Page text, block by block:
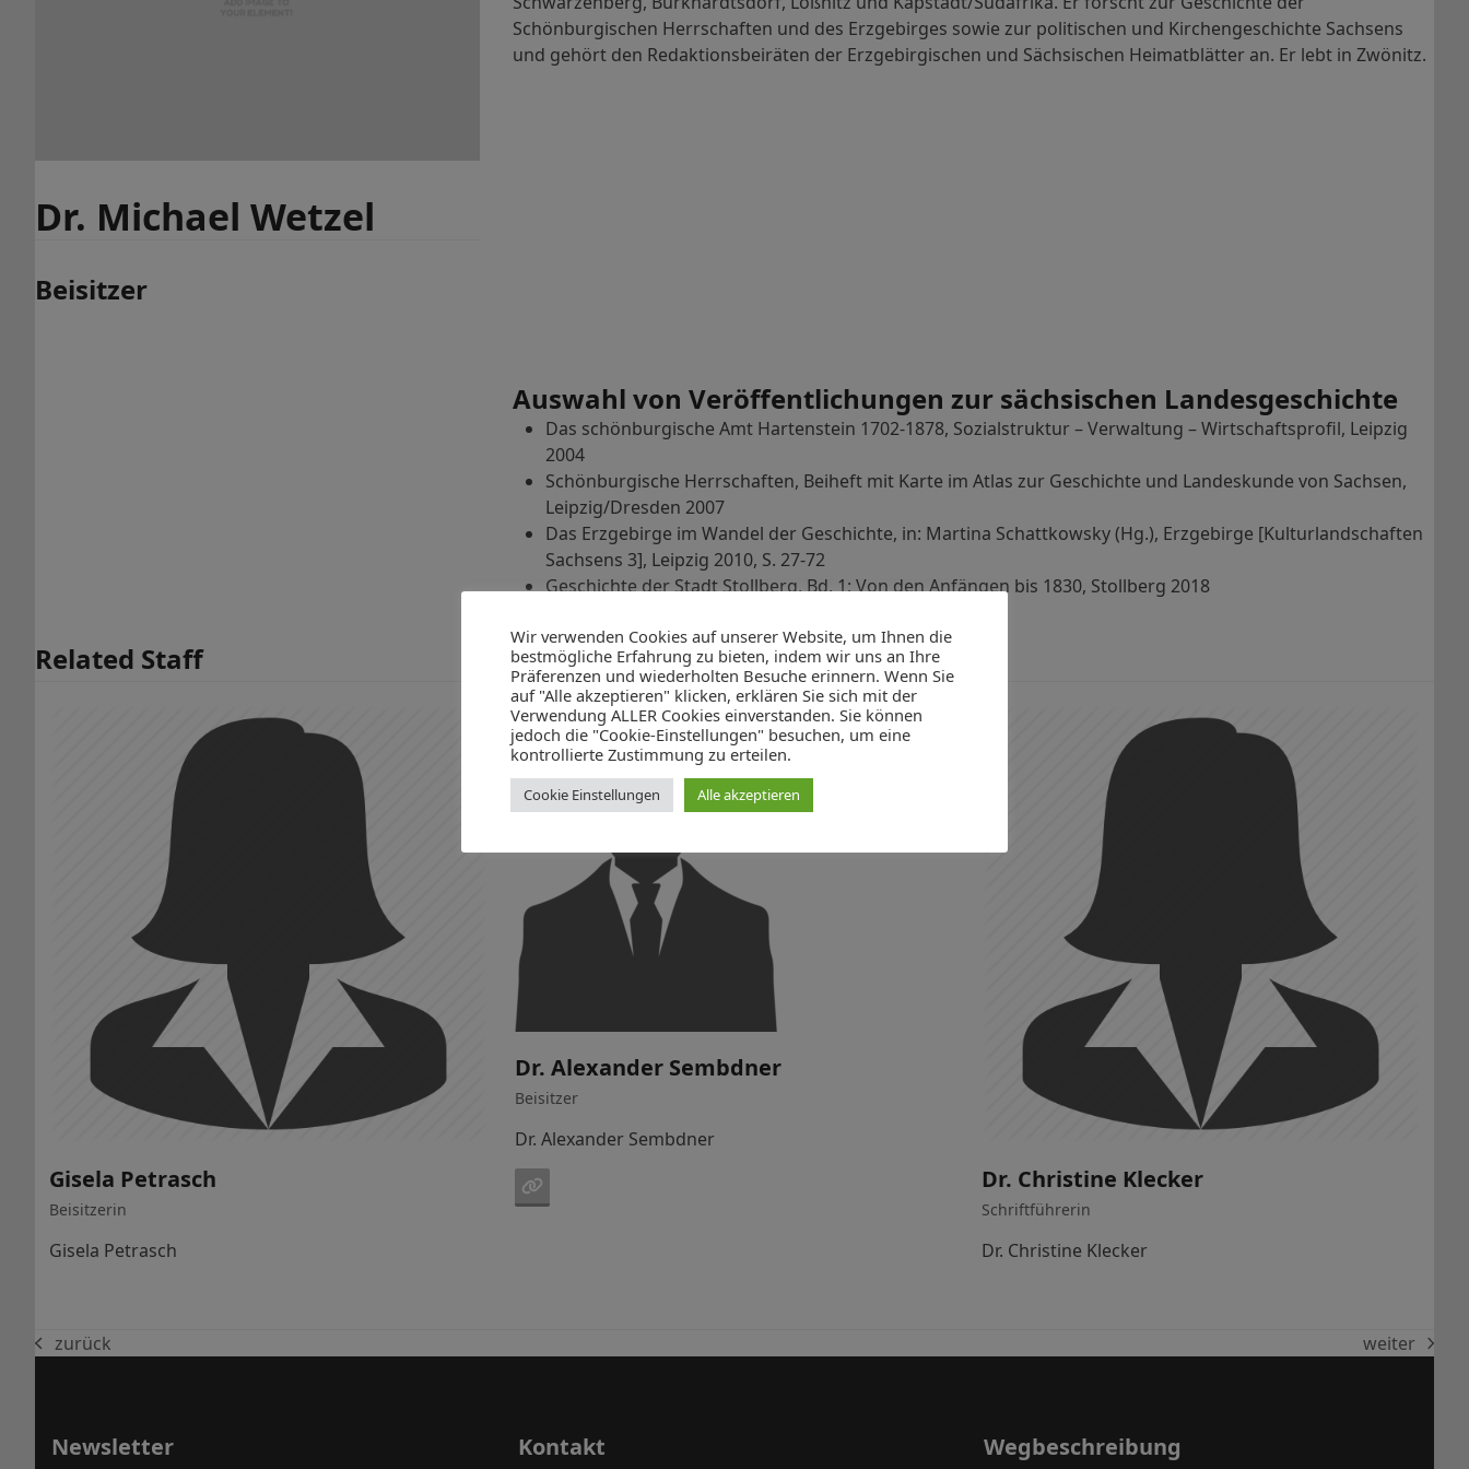
Dr. Michael Wetzel
Beisitzer
Schönburgischen Herrschaften und des Erzgebirges sowie zur politischen und Kirchengeschichte Sachsens
und gehört den Redaktionsbeiräten der Erzgebirgischen und Sächsischen Heimatblätter an. Er lebt in Zwönitz.
Auswahl von Veröffentlichungen zur sächsischen Landesgeschichte
Das schönburgische Amt Hartenstein 1702-1878, Sozialstruktur – Verwaltung – Wirtschaftsprofil, Leipzig
2004
Schönburgische Herrschaften, Beiheft mit Karte im Atlas zur Geschichte und Landeskunde von Sachsen,
Leipzig/Dresden 2007
Das Erzgebirge im Wandel der Geschichte, in: Martina Schattkowsky (Hg.), Erzgebirge [Kulturlandschaften
Sachsens 3], Leipzig 2010, S. 27-72
Geschichte der Stadt Stollberg, Bd. 1: Von den Anfängen bis 1830, Stollberg 2018
Related Staff
Gisela Petrasch
Beisitzerin
Gisela Petrasch
Dr. Alexander Sembdner
Beisitzer
Dr. Alexander Sembdner
Webseite Dr. Christine Klecker
Schriftführerin
Dr. Christine Klecker
vorheriger
zurück
Nächster
weiter
Newsletter Kontakt Wegbeschreibung
Wir verwenden Cookies auf unserer Website, um Ihnen die
bestmögliche Erfahrung zu bieten, indem wir uns an Ihre
Präferenzen und wiederholten Besuche erinnern. Wenn Sie
auf "Alle akzeptieren" klicken, erklären Sie sich mit der
Verwendung ALLER Cookies einverstanden. Sie können
jedoch die "Cookie-Einstellungen" besuchen, um eine
kontrollierte Zustimmung zu erteilen.
Cookie Einstellungen Alle akzeptieren